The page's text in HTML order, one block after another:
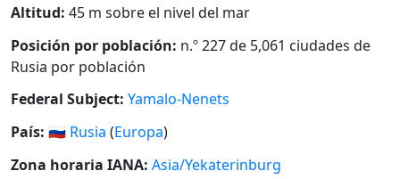
Altitud: 45 m sobre el nivel del mar
Posición por población: n.º 227 de 5,061 ciudades de
Rusia por población
Federal Subject: Yamalo-Nenets
País: 🇷🇺 Rusia (Europa)
Zona horaria IANA: Asia/Yekaterinburg